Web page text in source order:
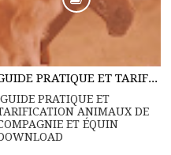
GUIDE PRATIQUE ET TARIFICATION ANIMAUX DE COMPAGNIE ET ÉQUIN
GUIDE PRATIQUE ET
ANIMAUX DE
ET ÉQUIN